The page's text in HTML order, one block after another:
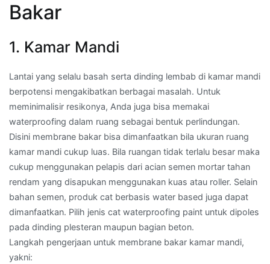
Bakar
1. Kamar Mandi
Lantai yang selalu basah serta dinding lembab di kamar mandi
berpotensi mengakibatkan berbagai masalah. Untuk
meminimalisir resikonya, Anda juga bisa memakai
waterproofing dalam ruang sebagai bentuk perlindungan.
Disini membrane bakar bisa dimanfaatkan bila ukuran ruang
kamar mandi cukup luas. Bila ruangan tidak terlalu besar maka
cukup menggunakan pelapis dari acian semen mortar tahan
rendam yang disapukan menggunakan kuas atau roller. Selain
bahan semen, produk cat berbasis water based juga dapat
dimanfaatkan. Pilih jenis cat waterproofing paint untuk dipoles
pada dinding plesteran maupun bagian beton.
Langkah pengerjaan untuk membrane bakar kamar mandi,
yakni: